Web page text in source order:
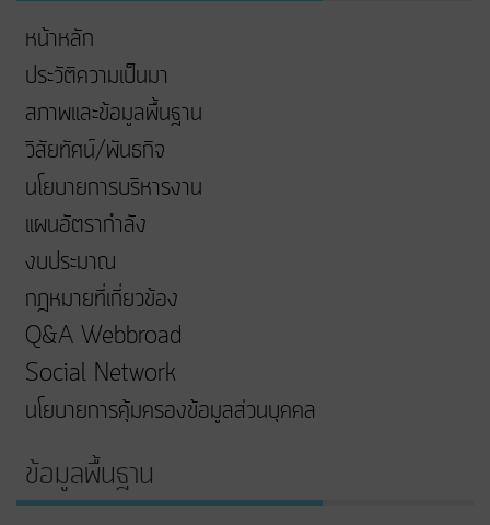
หน้าหลัก
ประวัติความเป็นมา
สภาพและข้อมูลพื้นฐาน
วิสัยทัศน์/พันธกิจ
นโยบายการบริหารงาน
แผนอัตรากำลัง
งบประมาณ
กฎหมายที่เกี่ยวข้อง
Q&A Webbroad
Social Network
นโยบายการคุ้มครองข้อมูลส่วนบุคคล
ข้อมูลพื้นฐาน